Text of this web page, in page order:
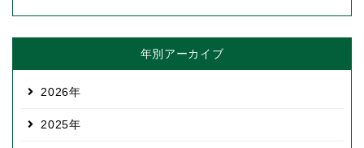
年別アーカイブ
2026
2025